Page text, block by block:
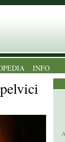
INFO